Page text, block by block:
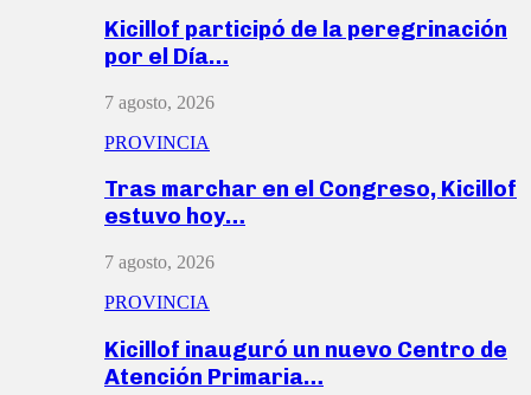
Kicillof participó de la peregrinación
por el Día…
7 agosto, 2026
PROVINCIA
Tras marchar en el Congreso, Kicillof
estuvo hoy…
7 agosto, 2026
PROVINCIA
Kicillof inauguró un nuevo Centro de
Atención Primaria…